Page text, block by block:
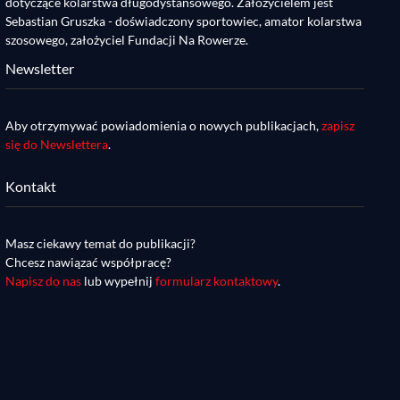
Sebastian Gruszka - doświadczony sportowiec, amator kolarstwa
szosowego, założyciel Fundacji Na Rowerze.
Newsletter
Aby otrzymywać powiadomienia o nowych publikacjach,zapisz
się do Newslettera.
Kontakt
Masz ciekawy temat do publikacji?
Chcesz nawiązać współpracę?
Napisz do nas lub wypełnijformularz kontaktowy.